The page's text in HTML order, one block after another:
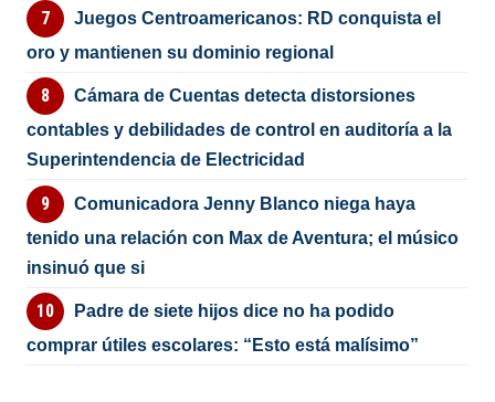
Juegos Centroamericanos: RD conquista el
oro y mantienen su dominio regional
Cámara de Cuentas detecta distorsiones
contables y debilidades de control en auditoría a la
Superintendencia de Electricidad
Comunicadora Jenny Blanco niega haya
tenido una relación con Max de Aventura; el músico
insinuó que si
Padre de siete hijos dice no ha podido
comprar útiles escolares: “Esto está malísimo”